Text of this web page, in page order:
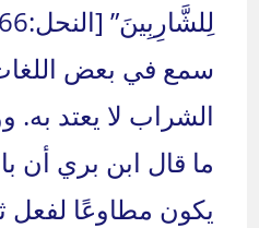
سمع في بعض
الشراب لا يعتد به.
ما قال ابن بري أن
يكون مطاوعًا لفعل